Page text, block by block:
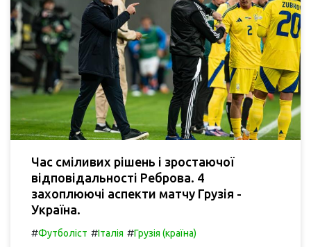
Час сміливих рішень і зростаючої
відповідальності Реброва. 4
захоплюючі аспекти матчу Грузія -
Україна.
#Футболіст #Італія #Грузія (країна)